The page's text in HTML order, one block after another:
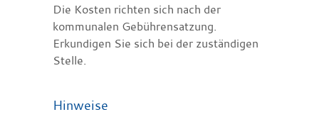
Die Kosten richten sich nach der
kommunalen Gebührensatzung.
Erkundigen Sie sich bei der zuständigen
Stelle.
Hinweise